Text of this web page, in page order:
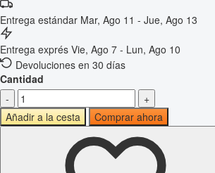
Entrega estándar Mar, Ago 11 - Jue, Ago 13
Entrega exprés Vie, Ago 7 - Lun, Ago 10
Devoluciones en 30 días
Cantidad
-
+
Añadir a la cesta
Comprar ahora